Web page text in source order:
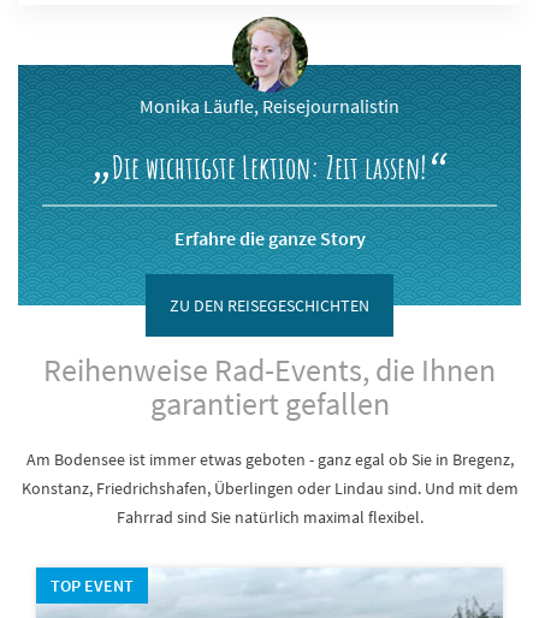
Monika Läufle, Reisejournalistin
Die wichtigste Lektion: Zeit lassen!
Erfahre die ganze Story
ZU DEN REISEGESCHICHTEN
Reihenweise Rad-Events, die Ihnen
garantiert gefallen
Am Bodensee ist immer etwas geboten - ganz egal ob Sie in Bregenz,
Konstanz, Friedrichshafen, Überlingen oder Lindau sind. Und mit dem
Fahrrad sind Sie natürlich maximal flexibel.
TOP EVENT